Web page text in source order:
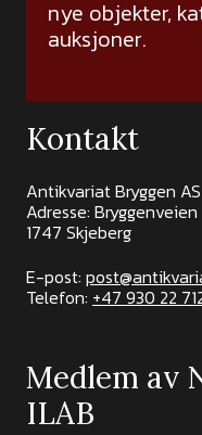
nye objekter,
auksjoner.
Kontakt
Antikvariat Bryggen AS
Adresse:
1747 Skjeberg
E-post:
Telefon: +47 930 22
Medlem av
ILAB